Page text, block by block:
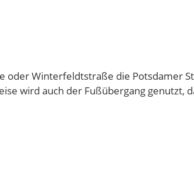
oder Winterfeldtstraße die Potsdamer
wird auch der Fußübergang genutzt,